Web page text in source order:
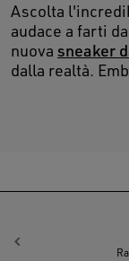
Ascolta
audace a farti
nuova sneaker
dalla realtà.
Indietro